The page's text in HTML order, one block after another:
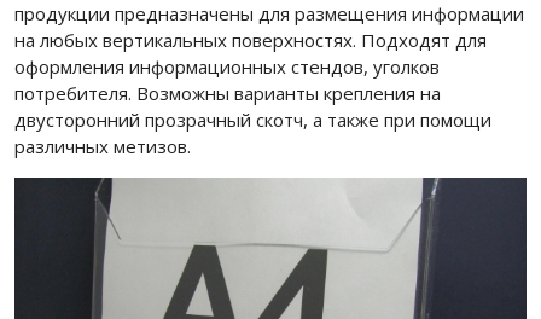
продукции предназначены для размещения информации
на любых вертикальных поверхностях. Подходят для
оформления информационных стендов, уголков
потребителя. Возможны варианты крепления на
двусторонний прозрачный скотч, а также при помощи
различных метизов.